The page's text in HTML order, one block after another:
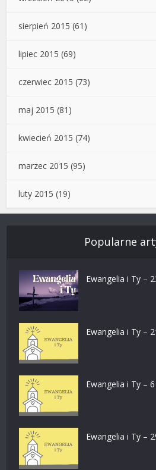
sierpień 2015 (61)
lipiec 2015 (69)
czerwiec 2015 (73)
maj 2015 (81)
kwiecień 2015 (74)
marzec 2015 (95)
luty 2015 (19)
Popularne
Ewangelia i Ty –
Ewangelia i Ty –
Ewangelia i Ty –
Ewangelia i Ty –